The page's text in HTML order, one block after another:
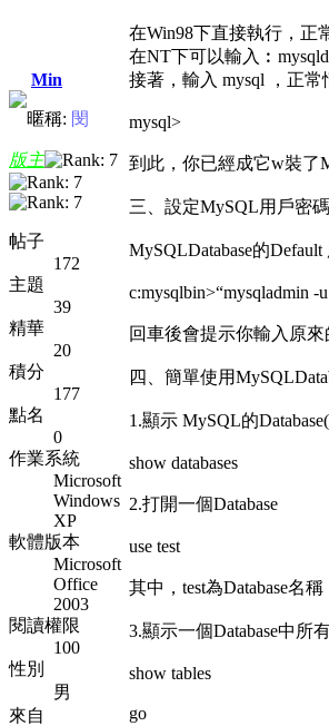
Min
暱稱: 閔
版主
帖子
172
主題
39
精華
20
積分
177
點名
0
作業系統
Microsoft
Windows
XP
軟體版本
Microsoft
Office
2003
閱讀權限
100
性別
男
來自
在Win98下直接執行，正
在NT下可以輸入
接著，輸入 mysql ，正
mysql>
到此，你已經成它w裝了
三、設定MySQL用戶密碼
MySQLDatabase的
c:mysqlbin>“mysqladmin -
回車後會提示你輸入原來
四、簡單使用
1.顯示 MySQL的
show databases
2.打開一個Database
use test
其中，test為Database名稱
3.顯示一個Database中所
show tables
go